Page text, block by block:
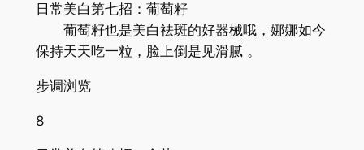
日常美白第七招：葡萄籽
葡萄籽也是美白祛斑的好器械哦，娜娜如今
保持天天吃一粒，脸上倒是见滑腻 。
步调浏览
8